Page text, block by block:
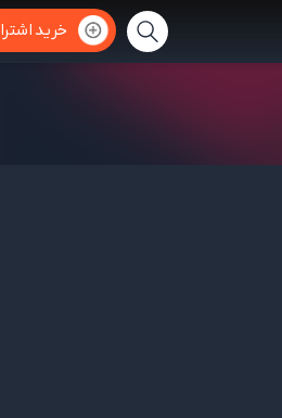
خرید